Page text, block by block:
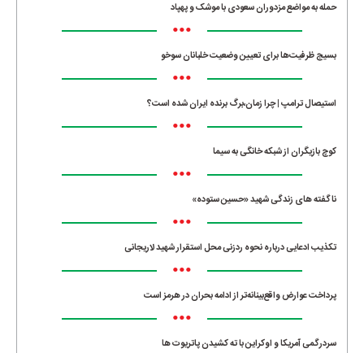
حمله به مواضع مزدوران سعودی با موشک و پهپاد
•••
بسیج ظرفیت‌ها برای تعیین وضعیت خلبانان سوخو
•••
استیصال ترامپ | چرا زمان،برگ برنده ایران شده است؟
•••
کوچ بازیگران از شبکه خانگی به سیما
•••
ناگفته های زندگی شهید «حسین ستوده»
•••
تکذیب ادعایی درباره نحوه ردزنی محل استقرار شهید لاریجانی
•••
پرداخت عوارض واقع‌بینانه‌تر از ادامه بحران در هرمز است
•••
سردرگمی آمریکا و اوکراین با ته کشیدن پاتریوت ها